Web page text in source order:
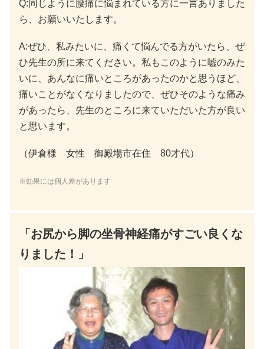
Q:同じように腰痛に悩まれている方に一言ありました
ら、お願いいたします。
A:ぜひ、私みたいに、痛くて悩んでる方がいたら、ぜ
ひ先生の所に来てください。私もこのように嘘のみた
いに、あんなに痛いところがあったのかと思うほど、
痛いことがなくなりましたので、ぜひそのような痛み
があったら、先生のところに来ていただいた方が良い
と思います。
（伊倉様 女性 御殿場市在住 80才代）
※効果には個人差があります
「お尻から脚の坐骨神経痛がすごい良くな
りました！」